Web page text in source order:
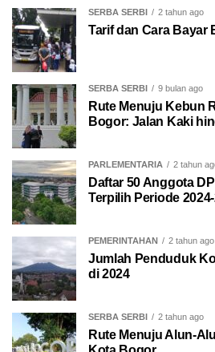
SERBA SERBI 2 tahun ago
Tarif dan Cara Bayar
SERBA SERBI 9 bulan ago
Rute Menuju Kebun
Bogor: Jalan Kaki
PARLEMENTARIA 2 tahun
Daftar 50 Anggota
Terpilih Periode
PEMERINTAHAN 2 tahun ago
Jumlah Penduduk
di 2024
SERBA SERBI 2 tahun ago
Rute Menuju Alun-